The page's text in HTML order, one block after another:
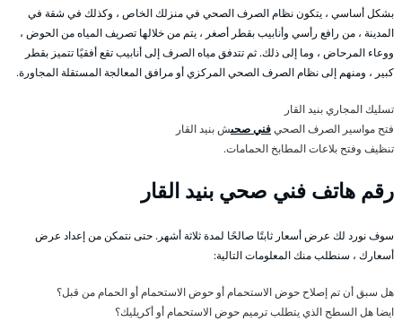
بشكل أساسي ، يتكون نظام الصرف الصحي في منزلك الخاص ، وكذلك في شقة في
المدينة ، من رافع رأسي وأنابيب بقطر أصغر ، يتم من خلالها تصريف المياه من الحوض ،
ووعاء المرحاض ، وما إلى ذلك. ثم تتدفق مياه الصرف إلى أنابيب تقع أفقيًا تتميز بقطر
كبير ، ومنهم إلى نظام الصرف الصحي المركزي أو مرافق المعالجة المستقلة المجاورة.
تسليك المجاري بنيد القار
فتح مواسير الصرف الصحيفني صحىش بنيد القار
تنظيف وفتح بلاعات المطابخ الحمامات.
رقم هاتف فني صحي بنيد القار
سوف نورد لك عرض أسعار ثابتًا صالحًا لمدة ثلاثة أشهر. حتى نتمكن من إعداد عرض
أسعارك ، سنطلب منك المعلومات التالية:
هل سبق أن تم إصلاح حوض الاستحمام أو حوض الاستحمام أو الحمام من قبل؟
ايضا هل السطح الذي يتطلب ترميم حوض الاستحمام أو أكريليك؟